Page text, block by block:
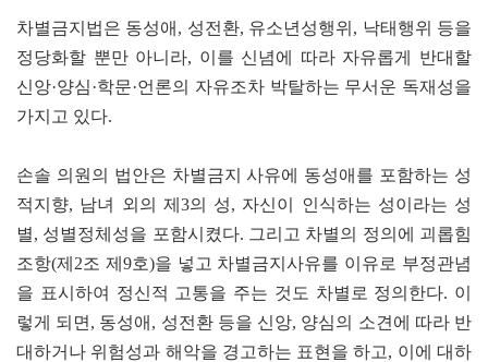
차별금지법은 동성애, 성전환, 유소년성행위, 낙태행위 등을
정당화할 뿐만 아니라, 이를 신념에 따라 자유롭게 반대할
신앙·양심·학문·언론의 자유조차 박탈하는 무서운 독재성을
가지고 있다.
손솔 의원의 법안은 차별금지 사유에 동성애를 포함하는 성
적지향, 남녀 외의 제3의 성, 자신이 인식하는 성이라는 성
별, 성별정체성을 포함시켰다. 그리고 차별의 정의에 괴롭힘
조항(제2조 제9호)을 넣고 차별금지사유를 이유로 부정관념
을 표시하여 정신적 고통을 주는 것도 차별로 정의한다. 이
렇게 되면, 동성애, 성전환 등을 신앙, 양심의 소견에 따라 반
대하거나 위험성과 해악을 경고하는 표현을 하고, 이에 대하